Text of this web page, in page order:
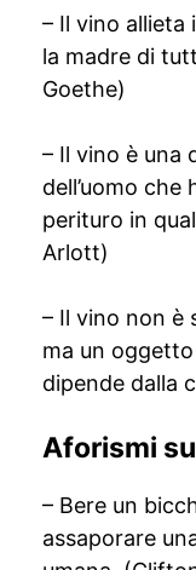
– Il vino allieta
la madre di
Goethe)
– Il vino è una
dell’uomo
perituro in
Arlott)
– Il vino non è
ma un
dipende dalla
Aforismi
– Bere un
assaporare